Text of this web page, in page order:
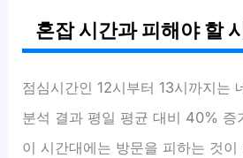
혼잡 시간과 피해야 할
점심시간인 12시부터 13시까지는
분석 결과 평일 평균 대비 40% 증
이 시간대에는 방문을 피하는 것